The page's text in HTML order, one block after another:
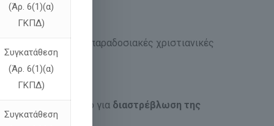
από τις παραδοσιακές χριστιανικές
κάνοντας λόγο για διαστρέβλωση της
(Άρ. 6(1)(α)
ΓΚΠΔ)
Συγκατάθεση
(Άρ. 6(1)(α)
ΓΚΠΔ)
Συγκατάθεση